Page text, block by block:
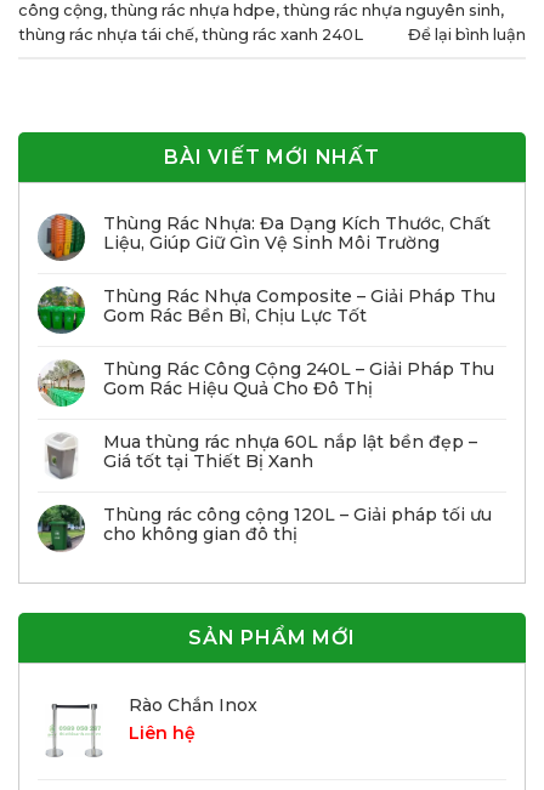
công cộng, thùng rác nhựa hdpe, thùng rác nhựa nguyên sinh,
thùng rác nhựa tái chế, thùng rác xanh 240L Để lại bình luận
BÀI VIẾT MỚI NHẤT
Thùng Rác Nhựa: Đa Dạng Kích Thước, Chất
Liệu, Giúp Giữ Gìn Vệ Sinh Môi Trường
Thùng Rác Nhựa Composite – Giải Pháp Thu
Gom Rác Bền Bỉ, Chịu Lực Tốt
Thùng Rác Công Cộng 240L – Giải Pháp Thu
Gom Rác Hiệu Quả Cho Đô Thị
Mua thùng rác nhựa 60L nắp lật bền đẹp –
Giá tốt tại Thiết Bị Xanh
Thùng rác công cộng 120L – Giải pháp tối ưu
cho không gian đô thị
SẢN PHẨM MỚI
Rào Chắn Inox
Liên hệ